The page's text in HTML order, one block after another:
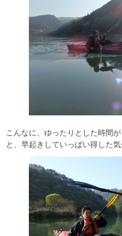
こんなに、ゆったりとした時間が
と、早起きしていっぱい得した気